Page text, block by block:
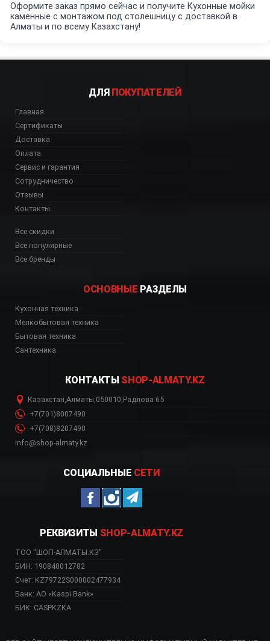
Оформите заказ прямо сейчас и получите Кухонные мойки
каменные с монтажом под столешницу с доставкой в
Алматы и по всему Казахстану!
Астана,
ДЛЯ ПОКУПАТЕЛЕЙ
Главная
Сертификаты
Доставка
Оплата
Сервис и гарантия
Сотрудничество
Отзывы
Контакты
Все скидки
Все популярные
Все бренды
ОСНОВНЫЕ РАЗДЕЛЫ
Кухонная техника
Мелкобытовая техника
Бытовая техника
Сантехника
КОНТАКТЫ SHOP-ALMATY.KZ
Казахстан,Алматы,050010,Радлова 65
+7(701)8007490
+7(708)8207490
info@shop-almaty.kz
СОЦИАЛЬНЫЕ СЕТИ
РЕКВИЗИТЫ SHOP-ALMATY.KZ
ТОО "ШОП-АЛМАТЫ.КЗ"
БИН: 190840012782
Счет: KZ79722S000002477934
Банк: АО «Kaspi Bank»
БИК: CASPKZKA